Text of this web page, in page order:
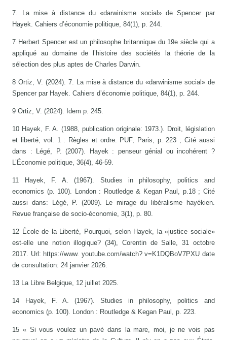
7. La mise à distance du «darwinisme social» de Spencer par
Hayek. Cahiers d’économie politique, 84(1), p. 244.
7 Herbert Spencer est un philosophe britannique du 19e siècle qui a
appliqué au domaine de l’histoire des sociétés la théorie de la
sélection des plus aptes de Charles Darwin.
8 Ortiz, V. (2024). 7. La mise à distance du «darwinisme social» de
Spencer par Hayek. Cahiers d’économie politique, 84(1), p. 244.
9 Ortiz, V. (2024). Idem p. 245.
10 Hayek, F. A. (1988, publication originale: 1973.). Droit, législation
et liberté, vol. 1 : Règles et ordre. PUF, Paris, p. 223 ; Cité aussi
dans : Légé, P. (2007). Hayek : penseur génial ou incohérent ?
L’Économie politique, 36(4), 46-59.
11 Hayek, F. A. (1967). Studies in philosophy, politics and
economics (p. 100). London : Routledge & Kegan Paul, p.18 ; Cité
aussi dans: Légé, P. (2009). Le mirage du libéralisme hayékien.
Revue française de socio-économie, 3(1), p. 80.
12 École de la Liberté, Pourquoi, selon Hayek, la «justice sociale»
est-elle une notion illogique? (34), Corentin de Salle, 31 octobre
2017. Url: https://www. youtube.com/watch? v=K1DQBoV7PXU date
de consultation: 24 janvier 2026.
13 La Libre Belgique, 12 juillet 2025.
14 Hayek, F. A. (1967). Studies in philosophy, politics and
economics (p. 100). London : Routledge & Kegan Paul, p. 223.
15 « Si vous voulez un pavé dans la mare, moi, je ne vois pas